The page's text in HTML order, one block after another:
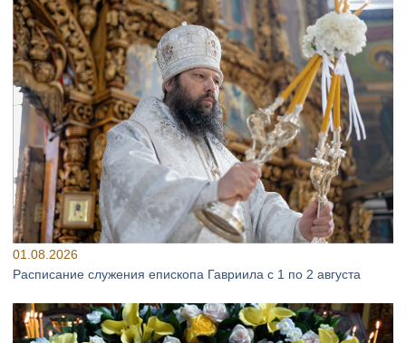
01.08.2026
Расписание служения епископа Гавриила с 1 по 2 августа